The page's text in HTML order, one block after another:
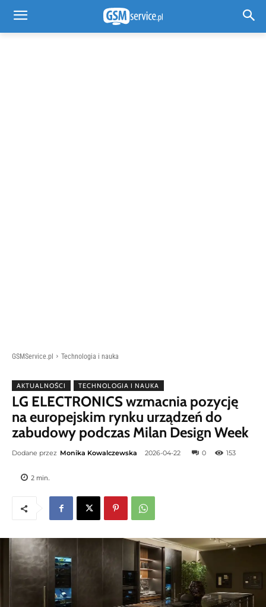
GSMService.pl Technologia i nauka
AKTUALNOŚCI TECHNOLOGIA I NAUKA
LG ELECTRONICS wzmacnia pozycję
na europejskim rynku urządzeń do
zabudowy podczas Milan Design Week
Dodane przez Monika Kowalczewska 2026-04-22 0 153
2 min.